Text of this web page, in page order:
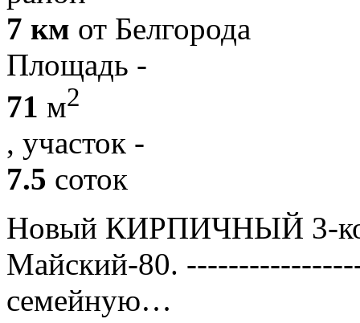
7 км от Белгорода
Площадь -
71 м2
, участок -
7.5 соток
Новый КИРПИЧНЫЙ 3-
Майский-80.
семейную…